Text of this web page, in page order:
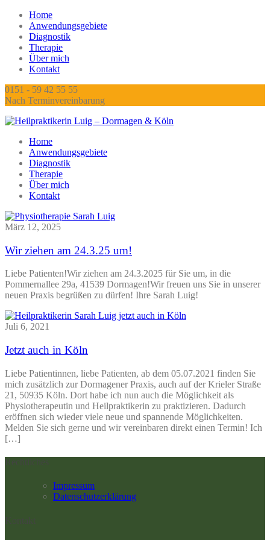
Home
Anwendungsgebiete
Diagnostik
Therapie
Über mich
Kontakt
0151 - 59 42 55 55
Nach Terminvereinbarung
Home
Anwendungsgebiete
Diagnostik
Therapie
Über mich
Kontakt
März 12, 2025
Wir ziehen am 24.3.25 um!
Liebe Patienten!Wir ziehen am 24.3.2025 für Sie um, in die
Pommernallee 29a, 41539 Dormagen!Wir freuen uns Sie in unserer
neuen Praxis begrüßen zu dürfen! Ihre Sarah Luig!
Juli 6, 2021
Jetzt auch in Köln
Liebe Patientinnen, liebe Patienten, ab dem 05.07.2021 finden Sie
mich zusätzlich zur Dormagener Praxis, auch auf der Krieler Straße
21, 50935 Köln. Dort habe ich nun auch die Möglichkeit als
Physiotherapeutin und Heilpraktikerin zu praktizieren. Dadurch
eröffnen sich wieder viele neue und spannende Möglichkeiten.
Melden Sie sich gerne und wir vereinbaren direkt einen Termin! Ich
[…]
Impressum
Datenschutzerklärung